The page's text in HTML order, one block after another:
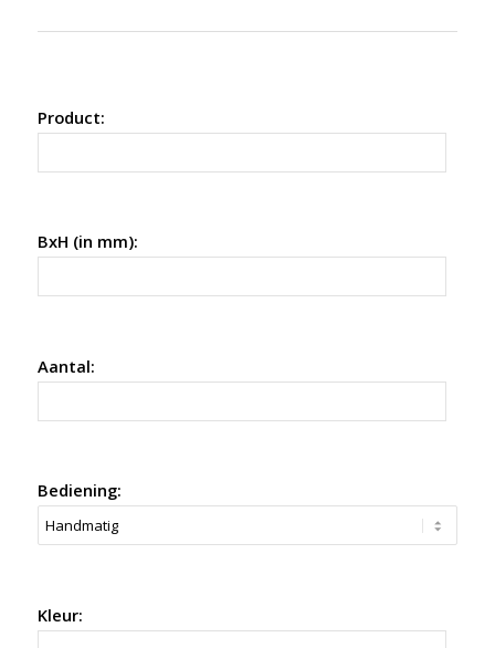
Product:
BxH (in mm):
Aantal:
Bediening:
Kleur: